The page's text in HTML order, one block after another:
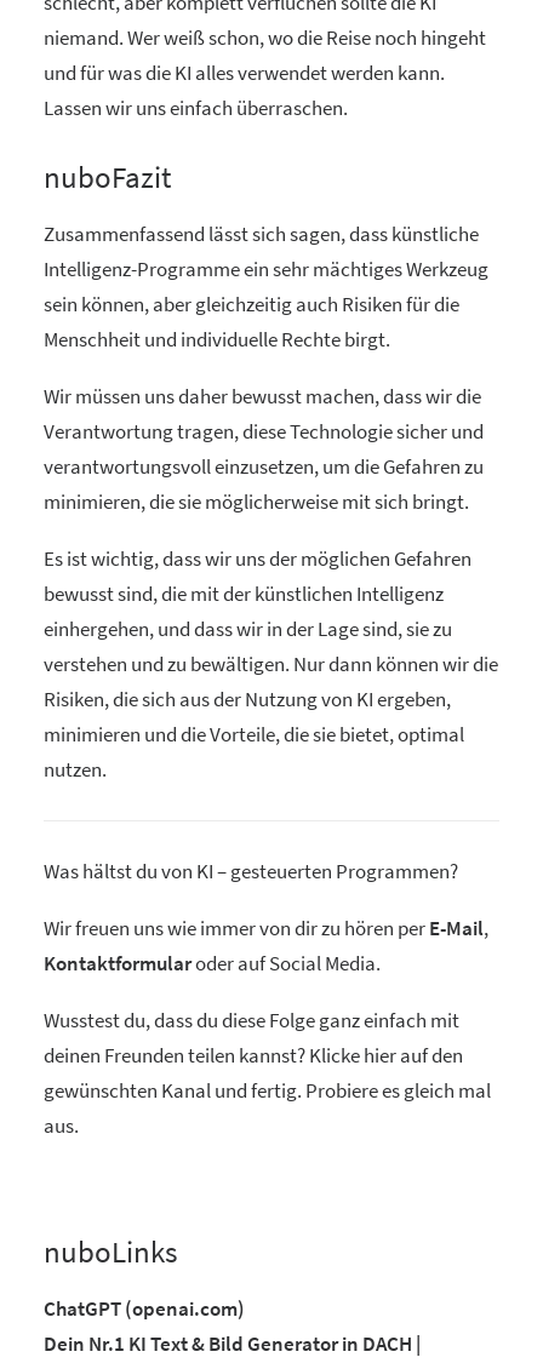
niemand. Wer weiß schon, wo die Reise noch hingeht
und für was die KI alles verwendet werden kann.
Lassen wir uns einfach überraschen.
nuboFazit
Zusammenfassend lässt sich sagen, dass künstliche
Intelligenz-Programme ein sehr mächtiges Werkzeug
sein können, aber gleichzeitig auch Risiken für die
Menschheit und individuelle Rechte birgt.
Wir müssen uns daher bewusst machen, dass wir die
Verantwortung tragen, diese Technologie sicher und
verantwortungsvoll einzusetzen, um die Gefahren zu
minimieren, die sie möglicherweise mit sich bringt.
Es ist wichtig, dass wir uns der möglichen Gefahren
bewusst sind, die mit der künstlichen Intelligenz
einhergehen, und dass wir in der Lage sind, sie zu
verstehen und zu bewältigen. Nur dann können wir die
Risiken, die sich aus der Nutzung von KI ergeben,
minimieren und die Vorteile, die sie bietet, optimal
nutzen.
Was hältst du von KI – gesteuerten Programmen?
Wir freuen uns wie immer von dir zu hören perE-Mail,
Kontaktformularoder auf Social Media.
Wusstest du, dass du diese Folge ganz einfach mit
deinen Freunden teilen kannst? Klicke hier auf den
gewünschten Kanal und fertig. Probiere es gleich mal
aus.
nuboLinks
ChatGPT (openai.com)
Dein Nr.1 KI Text & Bild Generator in DACH |